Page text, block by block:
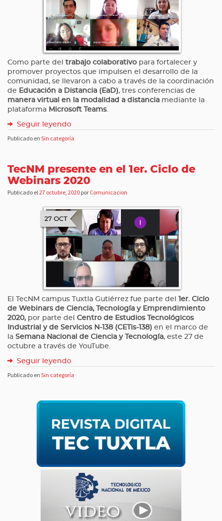
Como parte del trabajo colaborativo para fortalecer y
promover proyectos que impulsen el desarrollo de la
comunidad, se llevaron a cabo a través de la coordinación
de Educación a Distancia (EaD), tres conferencias de
manera virtual en la modalidad a distancia mediante la
plataforma Microsoft Teams.
Seguir leyendo
Publicado en Sin categoría
TecNM presente en el 1er. Ciclo de
Webinars 2020
Publicado el27 octubre, 2020 por Comunicacion
El TecNM campus Tuxtla Gutiérrez fue parte del
1er. Ciclo
de Webinars de Ciencia, Tecnología y Emprendimiento
2020, por parte del Centro de Estudios Tecnológicos
Industrial y de Servicios N-138 (CETis-138) en el marco de
la Semana Nacional de Ciencia y Tecnología, este 27 de
octubre a través de YouTube.
Seguir leyendo
Publicado en Sin categoría